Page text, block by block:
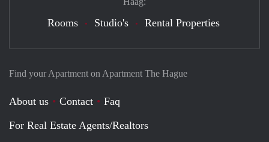
Find your Apartment on Apartment The Hague
About us Contact
Faq
For Real Estate Agents/Realtors
Rooms Studio's Rental Properties